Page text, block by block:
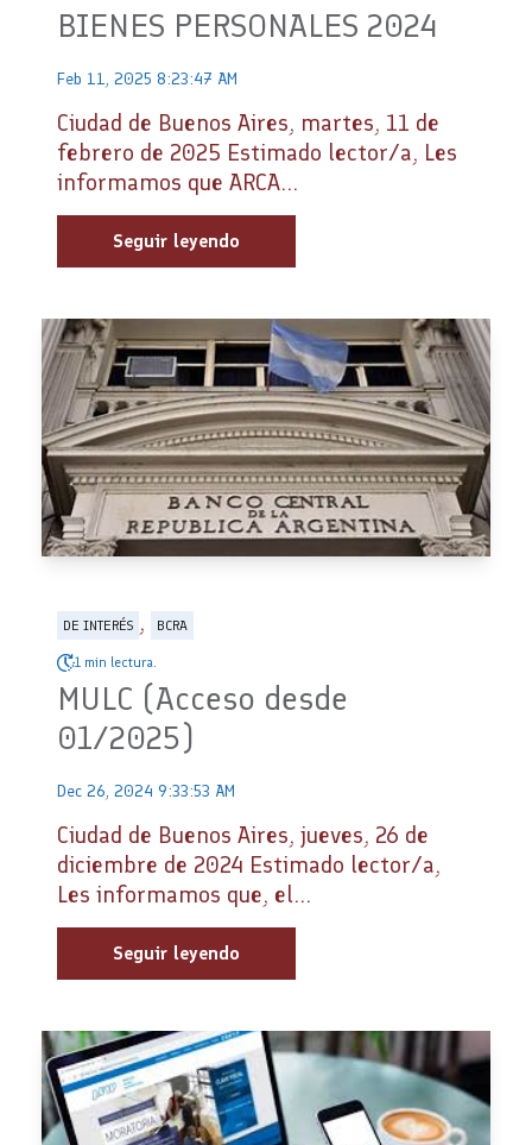
BIENES PERSONALES 2024
Feb 11, 2025 8:23:47 AM
Ciudad de Buenos Aires, martes, 11 de
febrero de 2025 Estimado lector/a, Les
informamos que ARCA...
Seguir leyendo
DE INTERÉS , BCRA
1 min lectura.
MULC (Acceso desde
01/2025)
Dec 26, 2024 9:33:53 AM
Ciudad de Buenos Aires, jueves, 26 de
diciembre de 2024 Estimado lector/a,
Les informamos que, el...
Seguir leyendo